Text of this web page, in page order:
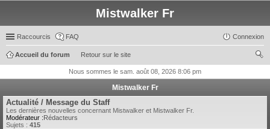
Mistwalker Fr
Raccourcis FAQ Connexion
Retour sur le site
Accueil du forum
ch
Nous sommes le sam. août 08, 2026 8:06 pm
Mistwalker Fr
Actualité / Message du Staff
Les dernières nouvelles concernant Mistwalker et Mistwalker Fr.
Modérateur :Rédacteurs
Sujets : 415